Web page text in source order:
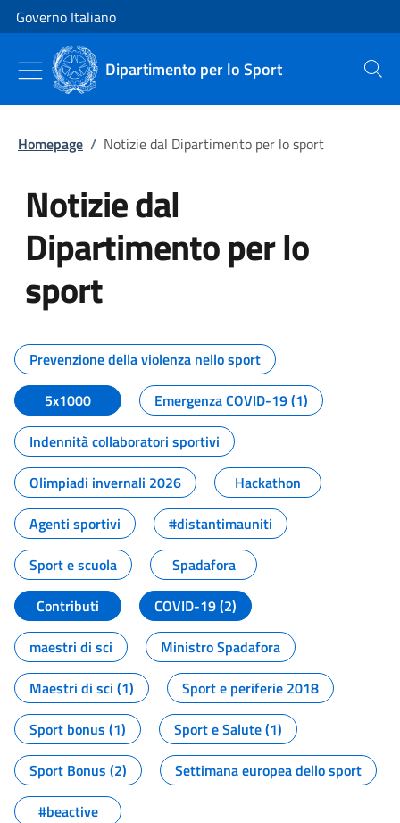
Vai al contenuto
Vai alla navigazione del sito
Governo Italiano
Dipartimento per lo Sport Cerca
Homepage / Notizie dal Dipartimento per lo sport
Notizie dal
Dipartimento per lo
sport
Tutti i contenuti della pagina
Prevenzione della violenza nello sport
5x1000
Emergenza COVID-19 (1)
Indennità collaboratori sportivi
Olimpiadi invernali 2026
Hackathon
Agenti sportivi
#distantimauniti
Sport e scuola
Spadafora
Contributi
COVID-19 (2)
maestri di sci
Ministro Spadafora
Maestri di sci (1)
Sport e periferie 2018
Sport bonus (1)
Sport e Salute (1)
Sport Bonus (2)
Settimana europea dello sport
#beactive